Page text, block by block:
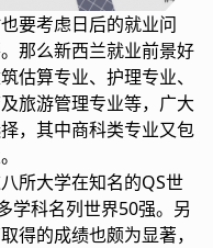
要考虑日后的就业问
那么新西兰就业前景好
估算专业、护理专业、
旅游管理专业等，广大
，其中商科类专业又包
所大学在知名的QS世
学科名列世界50强。另
得的成绩也颇为显著，